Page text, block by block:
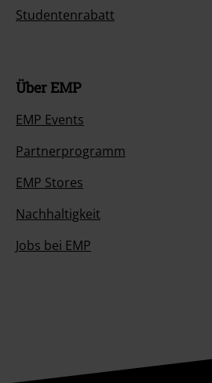
Studentenrabatt
Über EMP
EMP Events
Partnerprogramm
EMP Stores
Nachhaltigkeit
Jobs bei EMP